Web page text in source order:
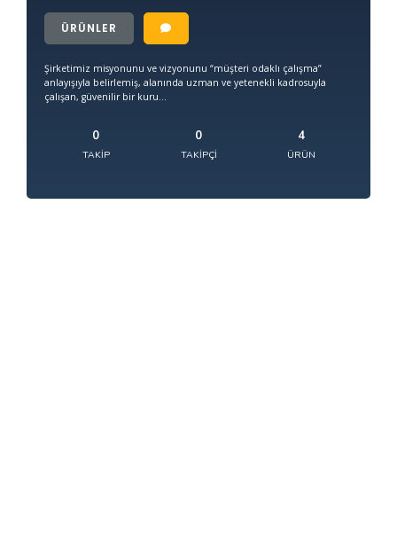
ÜRÜNLER
Şirketimiz misyonunu ve vizyonunu “müşteri odaklı çalışma”
anlayışıyla belirlemiş, alanında uzman ve yetenekli kadrosuyla
çalışan, güvenilir bir kuru...
0
TAKIP
0
TAKIPÇI
4
ÜRÜN